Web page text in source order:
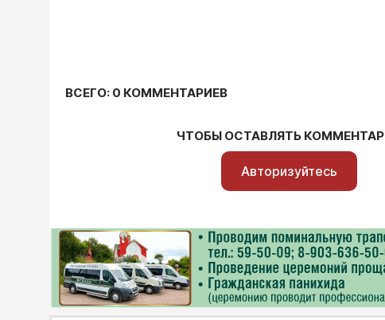
ВСЕГО: 0 КОММЕНТАРИЕВ
ЧТОБЫ ОСТАВЛЯТЬ
Авторизуйтесь